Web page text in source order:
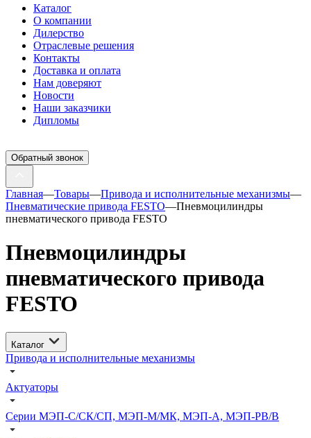
Каталог
О компании
Дилерство
Отраслевые решения
Контакты
Доставка и оплата
Нам доверяют
Новости
Наши заказчики
Дипломы
Обратный звонок
Главная—Товары—Привода и исполнительные механизмы—
Пневматические привода FESTO—Пневмоцилиндры
пневматического привода FESTO
Пневмоцилиндры
пневматического привода
FESTO
Каталог
Привода и исполнительные механизмы
Актуаторы
Серии МЭП-С/СК/СП, МЭП-М/МК, МЭП-А, МЭП-РВ/В